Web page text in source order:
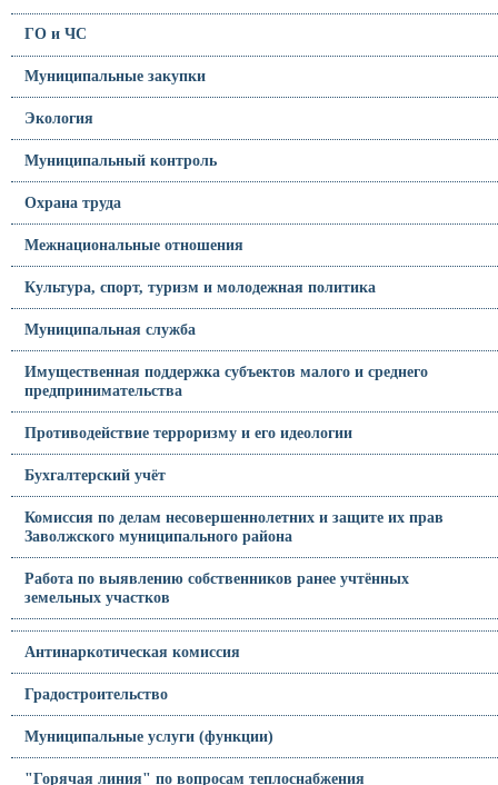
ГО и ЧС
Муниципальные закупки
Экология
Муниципальный контроль
Охрана труда
Межнациональные отношения
Культура, спорт, туризм и молодежная политика
Муниципальная служба
Имущественная поддержка субъектов малого и среднего
предпринимательства
Противодействие терроризму и его идеологии
Бухгалтерский учёт
Комиссия по делам несовершеннолетних и защите их прав
Заволжского муниципального района
Работа по выявлению собственников ранее учтённых
земельных участков
Антинаркотическая комиссия
Градостроительство
Муниципальные услуги (функции)
"Горячая линия" по вопросам теплоснабжения